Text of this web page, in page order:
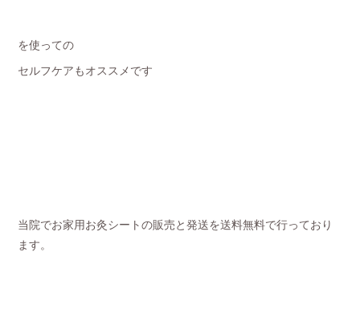
を使っての
セルフケアもオススメです
当院でお家用お灸シートの販売と発送を送料無料で行っており
ます。